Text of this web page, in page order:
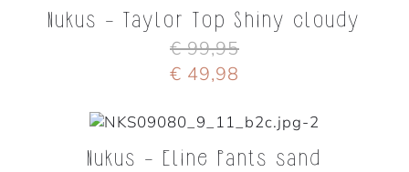
Nukus - Taylor Top Shiny cloudy
€ 99,95
€ 49,98
Nukus - Eline Pants sand